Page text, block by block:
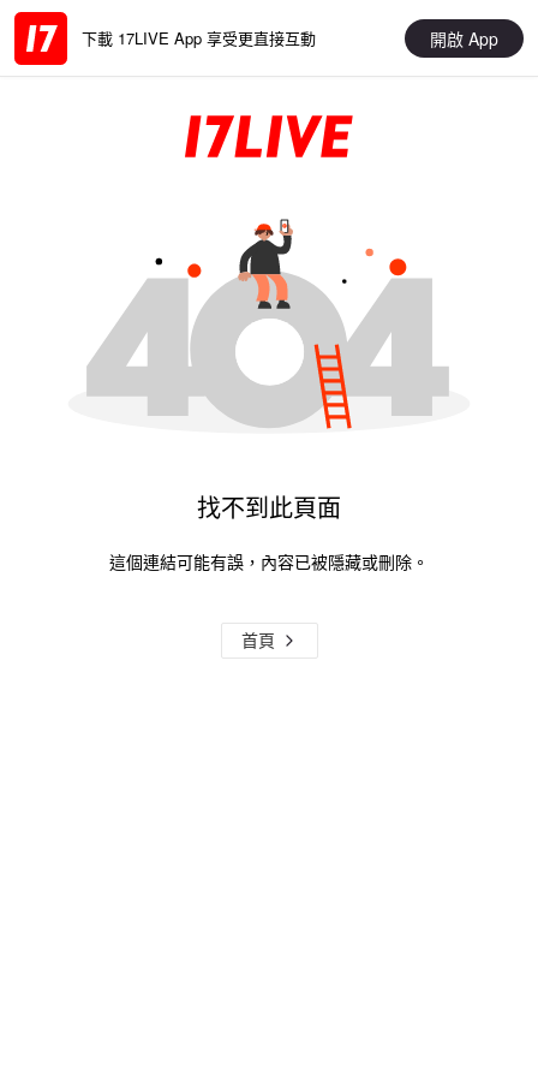
下載 17LIVE App 享受更直接互動 開啟 App
找不到此頁面
這個連結可能有誤，內容已被隱藏或刪除。
首頁